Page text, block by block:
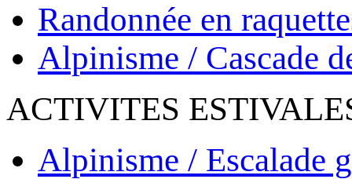
Randonnée en
Alpinisme / Cascade
ACTIVITES
Alpinisme / Escalade